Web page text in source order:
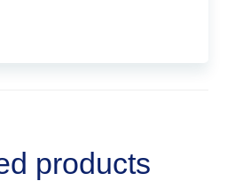
products